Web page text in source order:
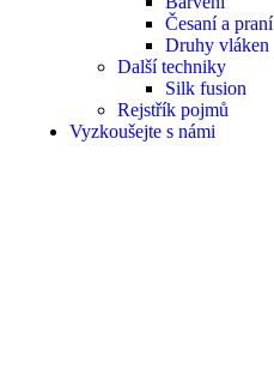
Česaní a praní
Druhy vláken
Další techniky
Silk fusion
Rejstřík pojmů
Vyzkoušejte s námi